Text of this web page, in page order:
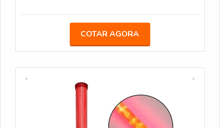
alimentação por pilha. Bastão Recarregável: Com
sustentável para áreas de obras e controle de
tráfego. Bastão com Lanterna: Com LED integrado e
baixa visibilidade.
COTAR AGORA